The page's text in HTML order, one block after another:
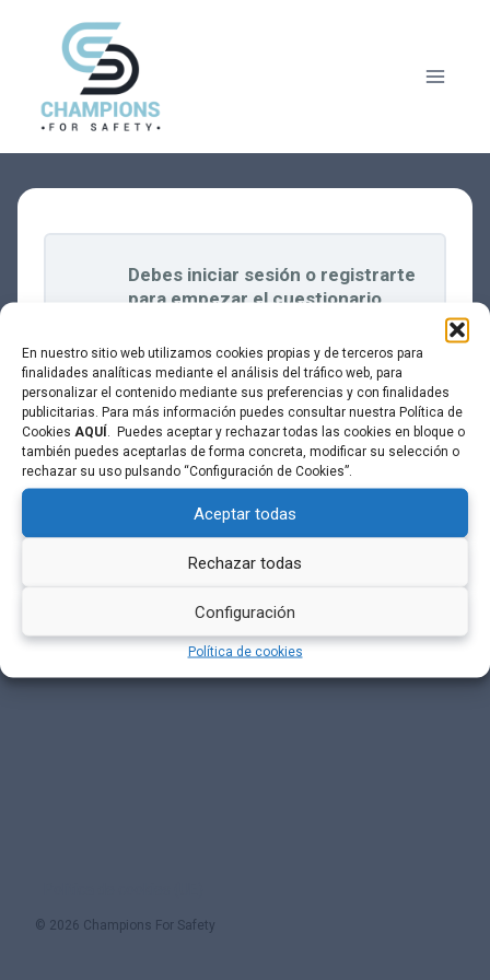
En nuestro sitio web utilizamos cookies propias y de terceros para
finalidades analíticas mediante el análisis del tráfico web, para
personalizar el contenido mediante sus preferencias y con finalidades
publicitarias. Para más información puedes consultar nuestra Política de
Cookies AQUÍ . Puedes aceptar y rechazar todas las cookies en bloque o
también puedes aceptarlas de forma concreta, modificar su selección o
rechazar su uso pulsando “Configuración de Cookies”.
Aceptar todas
Rechazar todas
Configuración
Política de cookies
contenido
Debes iniciar sesión o registrarte
para empezar el cuestionario.
© 2026 Champions For Safety